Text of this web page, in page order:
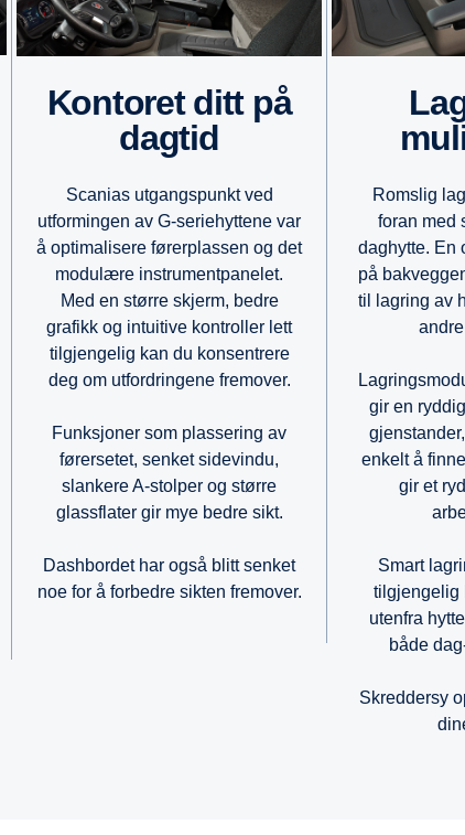
Kontoret ditt på
dagtid
Scanias utgangspunkt ved
utformingen av G-seriehyttene var
å optimalisere førerplassen og det
modulære instrumentpanelet.
Med en større skjerm, bedre
grafikk og intuitive kontroller lett
tilgjengelig kan du konsentrere
deg om utfordringene fremover.
Funksjoner som plassering av
førersetet, senket sidevindu,
slankere A-stolper og større
glassflater gir mye bedre sikt.
Dashbordet har også blitt senket
noe for å forbedre sikten fremover.
Lagrings-
Romslig
foran med
daghytte. En
på
til lagring av
gir en
enkelt å
gir et
Smart
tilgjengelig
utenfra
både
Skreddersy